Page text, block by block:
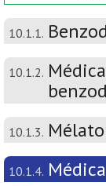
10.1.1.
10.1.2.
10.1.3.
10.1.4.